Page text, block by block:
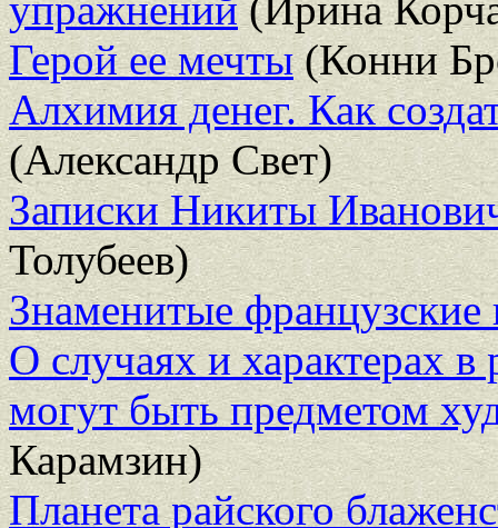
Герой ее мечты(Конни
Алхимия денег. Как
(Александр Свет)
Записки Никиты
Толубеев)
Знаменитые французские
О случаях и характерах
могут быть предметом
Карамзин)
Планета райского